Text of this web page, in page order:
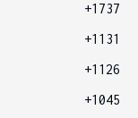
+1737
+1131
+1126
+1045